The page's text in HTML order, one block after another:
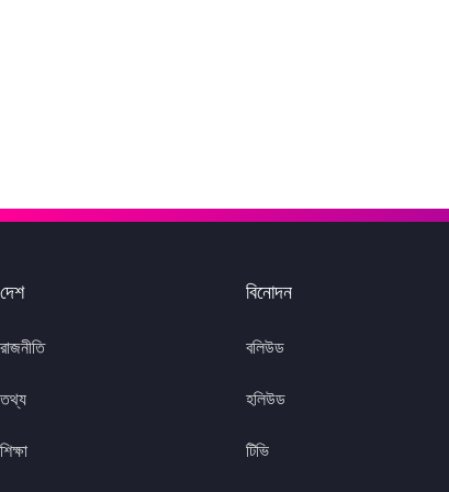
দেশ
রাজনীতি
তথ্য
শিক্ষা
বিনোদন
বলিউড
হলিউড
টিভি